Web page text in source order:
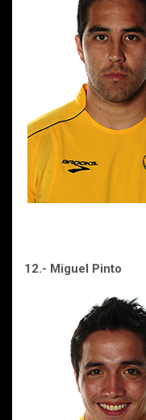
12.- Miguel Pinto